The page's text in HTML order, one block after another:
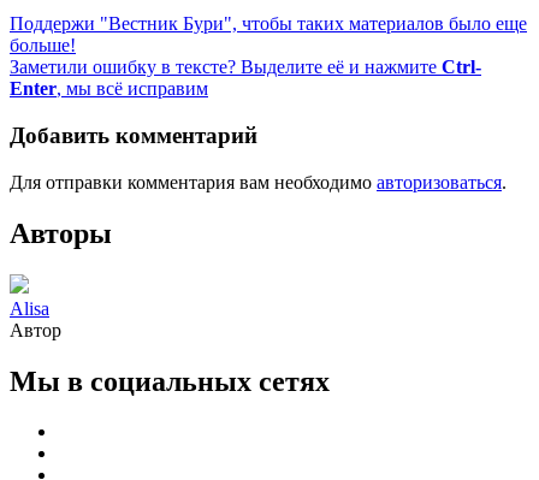
Поддержи "Вестник Бури", чтобы таких материалов было еще
больше!
Заметили ошибку в тексте? Выделите её и нажмите Ctrl-
Enter, мы всё исправим
Добавить комментарий
Для отправки комментария вам необходимо авторизоваться.
Авторы
Alisa
Автор
Мы в социальных сетях